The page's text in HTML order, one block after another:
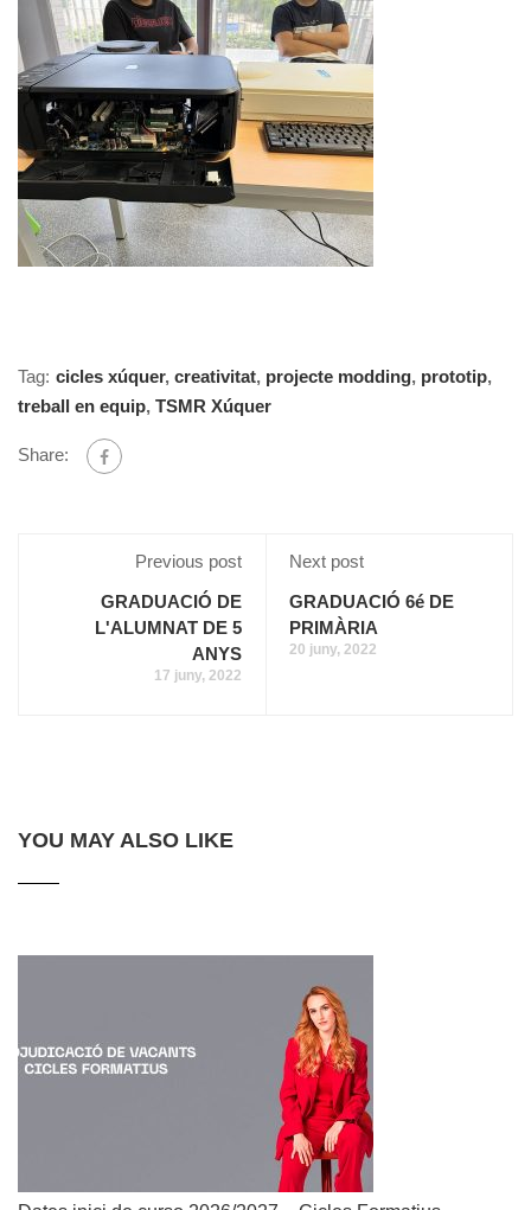
Tag: cicles xúquer, creativitat, projecte modding, prototip,
treball en equip, TSMR Xúquer
Share:
Previous post
GRADUACIÓ DE
L'ALUMNAT DE 5
ANYS
17 juny, 2022
Next post
GRADUACIÓ 6é DE
PRIMÀRIA
20 juny, 2022
YOU MAY ALSO LIKE